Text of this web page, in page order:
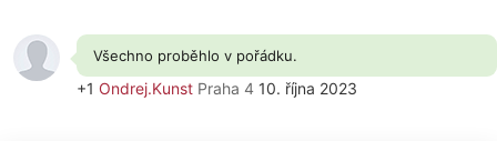
Všechno proběhlo v pořádku.
+1 Ondrej.Kunst Praha 4 10. října 2023